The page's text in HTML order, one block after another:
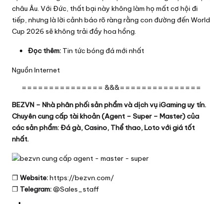
châu Âu. Với Đức, thất bại này không làm họ mất cơ hội đi
tiếp, nhưng là lời cảnh báo rõ ràng rằng con đường đến World
Cup 2026 sẽ không trải đầy hoa hồng.
Đọc thêm: Tin tức bóng đá mới nhất
Nguồn Internet
=============== &&&===============
BEZVN – Nhà phân phối sản phẩm và dịch vụ iGaming uy tín.
Chuyên cung cấp tài khoản (Agent – Super – Master) của
các sản phẩm: Đá gà, Casino, Thể thao, Loto với giá tốt
nhất.
❐ Website:https://bezvn.com/
❐ Telegram:@Sales_staff